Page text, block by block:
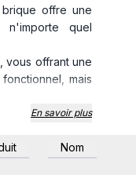
offre une
n'importe quel
vous offrant une
mais
naturels qui
En savoir plus
Nom
ou inscrivez-
aux prix de